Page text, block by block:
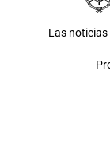
Las noticias